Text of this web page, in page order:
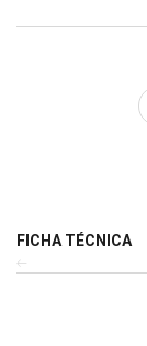
FICHA TÉCNICA